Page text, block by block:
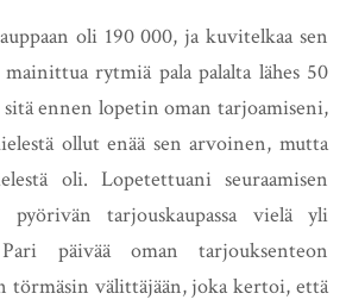
oli 190 000, ja kuvitelkaa sen
rytmiä pala palalta lähes 50
sitä ennen lopetin oman tarjoamiseni,
ollut enää sen arvoinen, mutta
oli. Lopetettuani seuraamisen
pyörivän tarjouskaupassa vielä yli
päivää oman tarjouksenteon
törmäsin välittäjään, joka kertoi, että